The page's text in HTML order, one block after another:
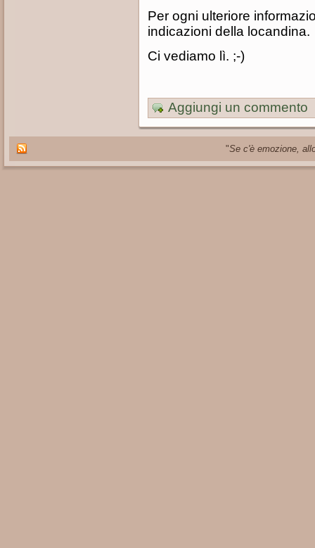
Per ogni ulteriore
indicazioni della locandina.
Ci vediamo lì. ;-)
Aggiungi un commento
"Se c'è emozione,